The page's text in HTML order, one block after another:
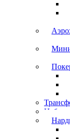
Набор